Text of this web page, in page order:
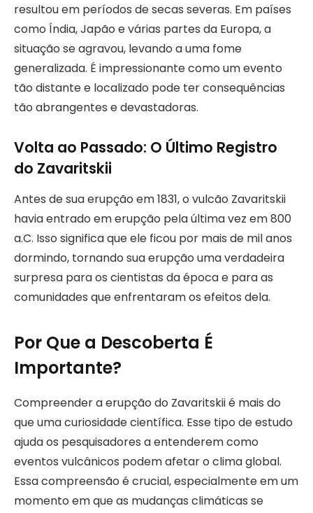
resultou em períodos de secas severas. Em países
como Índia, Japão e várias partes da Europa, a
situação se agravou, levando a uma fome
generalizada. É impressionante como um evento
tão distante e localizado pode ter consequências
tão abrangentes e devastadoras.
Volta ao Passado: O Último Registro
do Zavaritskii
Antes de sua erupção em 1831, o vulcão Zavaritskii
havia entrado em erupção pela última vez em 800
a.C. Isso significa que ele ficou por mais de mil anos
dormindo, tornando sua erupção uma verdadeira
surpresa para os cientistas da época e para as
comunidades que enfrentaram os efeitos dela.
Por Que a Descoberta É
Importante?
Compreender a erupção do Zavaritskii é mais do
que uma curiosidade científica. Esse tipo de estudo
ajuda os pesquisadores a entenderem como
eventos vulcânicos podem afetar o clima global.
Essa compreensão é crucial, especialmente em um
momento em que as mudanças climáticas se